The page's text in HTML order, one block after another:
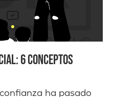
6 CONCEPTOS
ha pasado